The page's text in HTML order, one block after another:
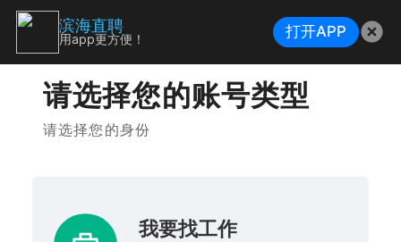
请选择您的账号类型
请选择您的身份
我要找工作
滨海直聘
用app更方便！ 打开APP